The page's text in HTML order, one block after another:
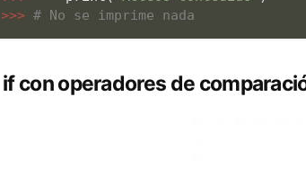
>>> # No se imprime nada
if con operadores de